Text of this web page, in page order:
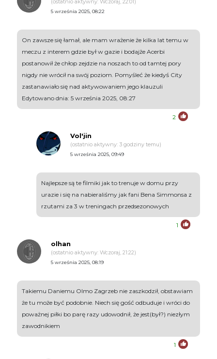
(ostatnio aktywny: Wczoraj, 22:01)
5 września 2025, 08:22
On zawsze się łamał, ale mam wrażenie że kilka lat temu w
meczu z interem gdzie był w gazie i bodajże Acerbi
postanowił że chłop zejdzie na noszach to od tamtej pory
nigdy nie wrócił na swój poziom. Pomyśleć że kiedyś City
zastanawiało się nad aktywowaniem jego klauzuli
Edytowano dnia: 5 września 2025, 08:27
2
Vol'jin
(ostatnio aktywny: 3 godziny temu)
5 września 2025, 09:49
Najlepsze są te filmiki jak to trenuje w domu przy
urazie i się na nabieraliśmy jak fani Bena Simmonsa z
rzutami za 3 w treningach przedsezonowych
1
olhan
(ostatnio aktywny: Wczoraj, 21:22)
5 września 2025, 08:19
Takiemu Daniemu Olmo Zagrzeb nie zaszkodził, obstawiam
że tu może być podobnie. Niech się gość odbuduje i wróci do
poważnej piłki bo parę razy udowodnił, że jest(był?) niezłym
zawodnikiem
1